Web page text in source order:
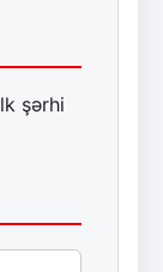
şərhi